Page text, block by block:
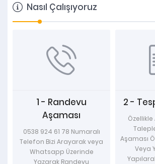
Nasıl Çalışıyoruz
78 Numaralı
veya
Üzerinde
2 - Tespit Aşaması
Özellikle Arızalı Pencere
Taleplerinde Tespit
Aşaması Önemli Telefonda
Veya Yerinde Keşif
Yapılarak Sorun Tespiti